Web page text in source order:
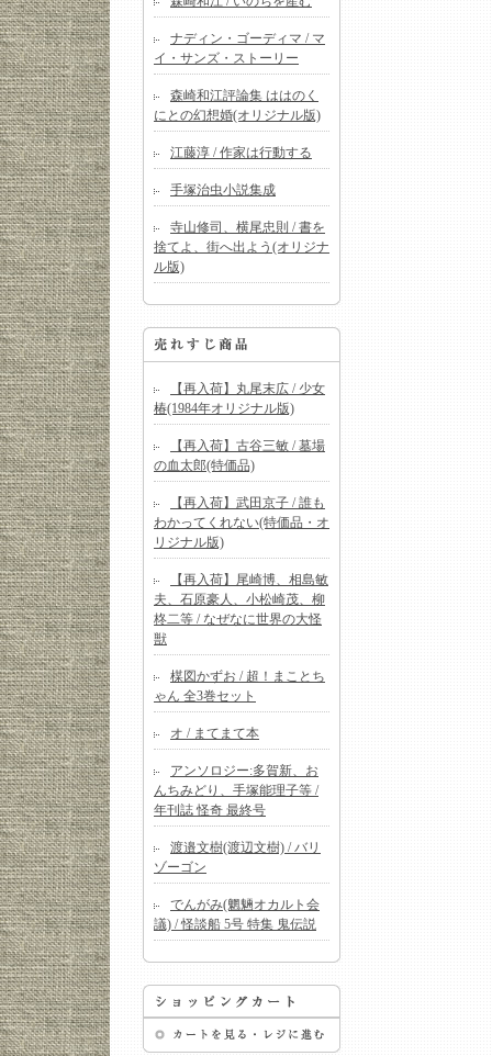
ナディン・ゴーディマ / マ
イ・サンズ・ストーリー
森崎和江評論集 ははのく
にとの幻想婚(オリジナル版)
江藤淳 / 作家は行動する
手塚治虫小説集成
寺山修司、横尾忠則 / 書を
捨てよ、街へ出よう(オリジナ
ル版)
【再入荷】丸尾末広 / 少女
椿(1984年オリジナル版)
【再入荷】古谷三敏 / 墓場
の血太郎(特価品)
【再入荷】武田京子 / 誰も
わかってくれない(特価品・オ
リジナル版)
【再入荷】尾崎博、相島敏
夫、石原豪人、小松崎茂、柳
柊二等 / なぜなに世界の大怪
獣
楳図かずお / 超！まことち
ゃん 全3巻セット
オ / まてまて本
アンソロジー:多賀新、お
んちみどり、手塚能理子等 /
年刊誌 怪奇 最終号
渡邉文樹(渡辺文樹) / バリ
ゾーゴン
でんがみ(魍魎オカルト会
議) / 怪談船 5号 特集 鬼伝説